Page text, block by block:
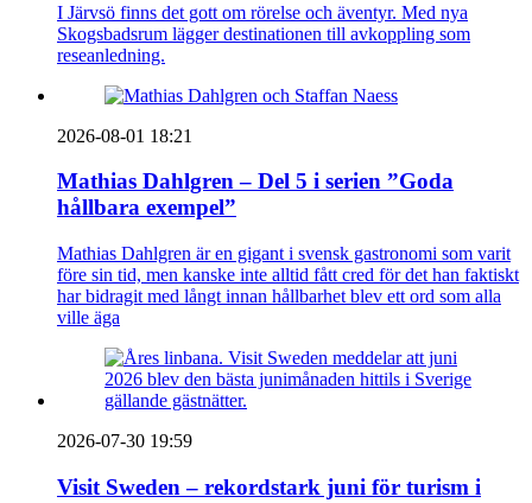
I Järvsö finns det gott om rörelse och äventyr. Med nya
Skogsbadsrum lägger destinationen till avkoppling som
reseanledning.
2026-08-01 18:21
Mathias Dahlgren – Del 5 i serien ”Goda
hållbara exempel”
Mathias Dahlgren är en gigant i svensk gastronomi som varit
före sin tid, men kanske inte alltid fått cred för det han faktiskt
har bidragit med långt innan hållbarhet blev ett ord som alla
ville äga
2026-07-30 19:59
Visit Sweden – rekordstark juni för turism i